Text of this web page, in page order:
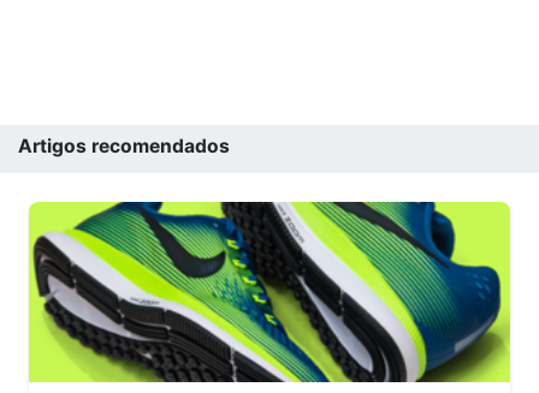
Artigos recomendados